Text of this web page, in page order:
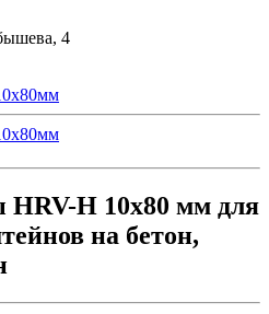
4
H 10х80 мм для
на бетон,